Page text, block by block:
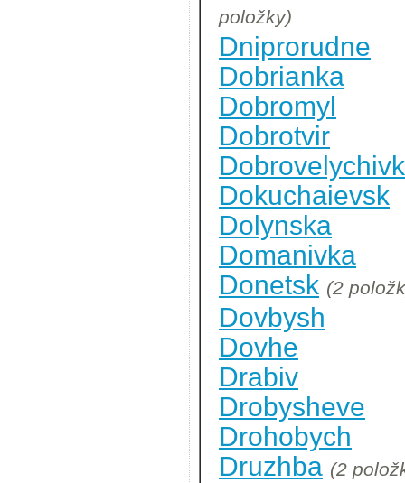
položky)
Dniprorudne
Dobrianka
Dobromyl
Dobrotvir
Dokuchaievsk
Dolynska
Domanivka
Donetsk (2
Dovbysh
Dovhe
Drabiv
Drobysheve
Drohobych
Druzhba (2